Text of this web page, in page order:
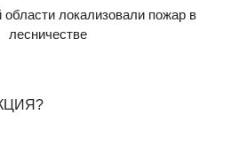
локализовали пожар в
лесничестве